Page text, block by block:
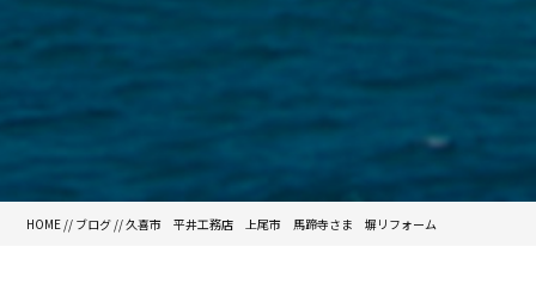
HOME // ブログ // 久喜市 平井工務店 上尾市 馬蹄寺さま 塀リフォーム